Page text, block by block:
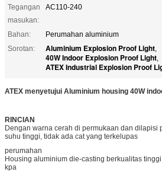
Tegangan
masukan:
AC110-240
Bahan:
Perumahan aluminium
Sorotan:
Aluminium Explosion Proof Light,
40W Indoor Explosion Proof Light,
ATEX Industrial Explosion Proof
ATEX menyetujui Aluminium housing 40W
RINCIAN
Dengan warna cerah di permukaan dan dilapisi
suhu tinggi, tidak ada cat yang terkelupas
perumahan
Housing aluminium die-casting berkualitas
kpa